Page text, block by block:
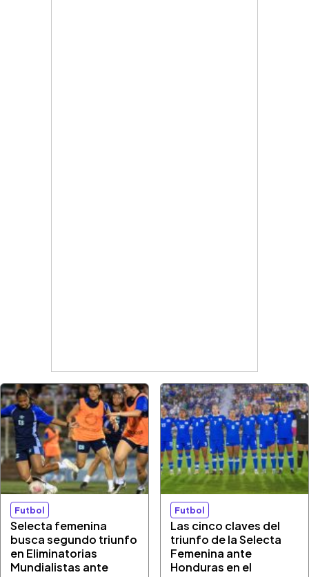
Futbol
Selecta femenina
busca segundo triunfo
en Eliminatorias
Mundialistas ante
Futbol
Las cinco claves del
triunfo de la Selecta
Femenina ante
Honduras en el